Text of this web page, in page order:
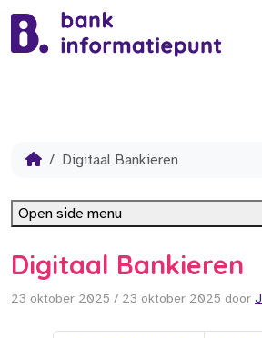
Digitaal Bankieren
Digitaal Bankieren
23 oktober 2025 / 23 oktober 2025 door
Open side menu